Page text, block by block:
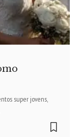
super jovens,